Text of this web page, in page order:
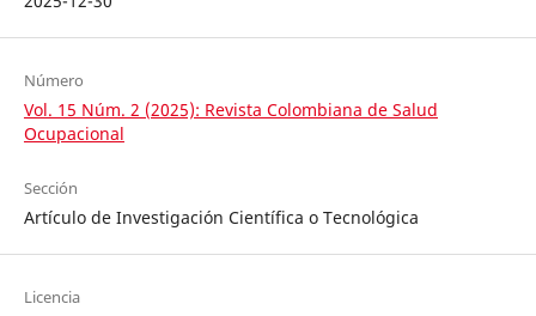
Número
Vol. 15 Núm. 2 (2025): Revista Colombiana de Salud
Ocupacional
Sección
Artículo de Investigación Científica o Tecnológica
Licencia